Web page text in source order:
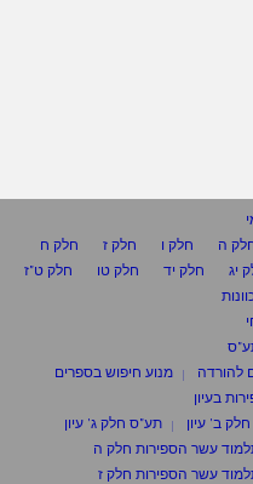
ה חלק ו חלק ז
חלק ח
יג חלק יד חלק טו
חלק ט"ז
להורדה
מנוע חיפוש בספרים
בעיון
ב' עיון
תע"ס חלק ג' עיון
עשר הספירות חלק ה
עשר הספירות חלק ז